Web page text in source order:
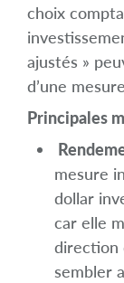
choix
ajustés »
d’une
Principales
mesure
dollar
car elle
direction
sembler